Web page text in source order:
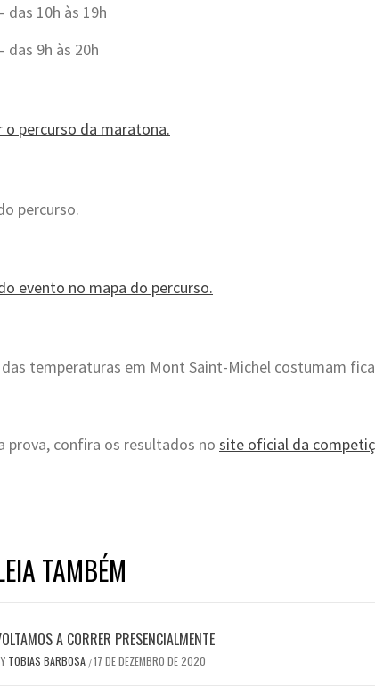
das 10h às 19h
das 9h às 20h
o percurso da maratona.
percurso.
evento no mapa do percurso.
temperaturas em Mont Saint-Michel costumam
prova, confira os resultados no site oficial da
TAMBÉM
A CORRER PRESENCIALMENTE
TOBIAS BARBOSA /17 DE DEZEMBRO DE 2020